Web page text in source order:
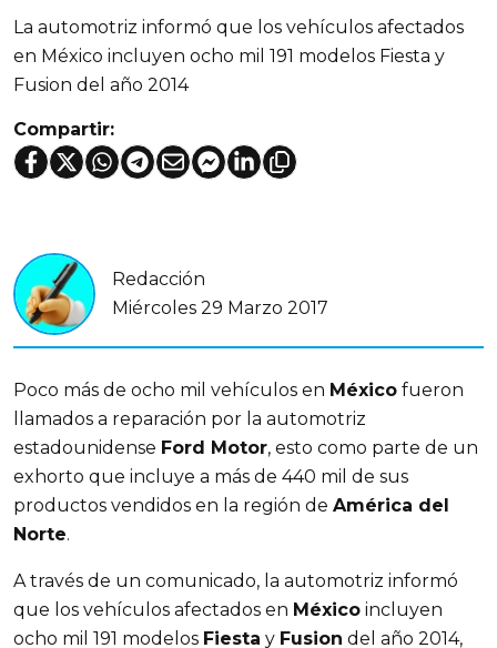
La automotriz informó que los vehículos afectados
en México incluyen ocho mil 191 modelos Fiesta y
Fusion del año 2014
Compartir:
Redacción
Miércoles 29 Marzo 2017
Poco más de ocho mil vehículos en México fueron
llamados a reparación por la automotriz
estadounidense Ford Motor, esto como parte de un
exhorto que incluye a más de 440 mil de sus
productos vendidos en la región de América del
Norte.
A través de un comunicado, la automotriz informó
que los vehículos afectados en México incluyen
ocho mil 191 modelos Fiesta y Fusion del año 2014,